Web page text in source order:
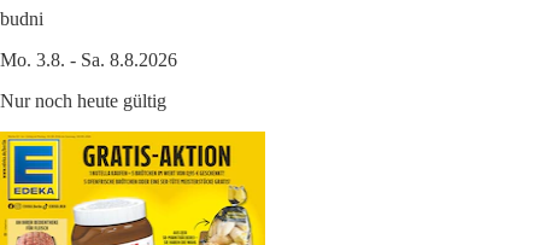
budni
Mo. 3.8. - Sa. 8.8.2026
Nur noch heute gültig